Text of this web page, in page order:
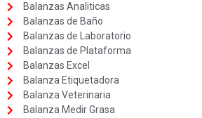
Balanzas Analiticas
Balanzas de Baño
Balanzas de Laboratorio
Balanzas de Plataforma
Balanzas Excel
Balanza Etiquetadora
Balanza Veterinaria
Balanza Medir Grasa